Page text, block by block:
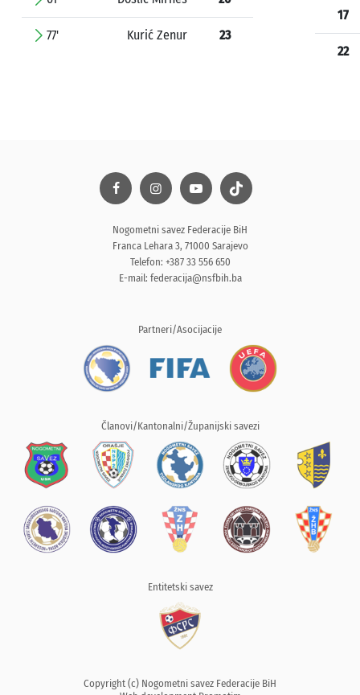
77' Kurić Zenur 23
17
22
Nogometni savez Federacije BiH
Franca Lehara 3, 71000 Sarajevo
Telefon: +387 33 556 650
E-mail: federacija@nsfbih.ba
Partneri/Asocijacije
Članovi/Kantonalni/Županijski savezi
Entitetski savez
Copyright (c) Nogometni savez Federacije BiH